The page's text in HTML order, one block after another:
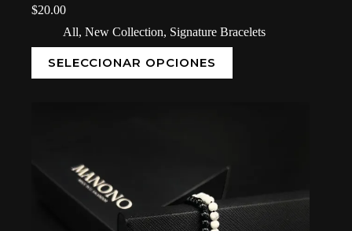
$20.00
All, New Collection, Signature Bracelets
SELECCIONAR OPCIONES